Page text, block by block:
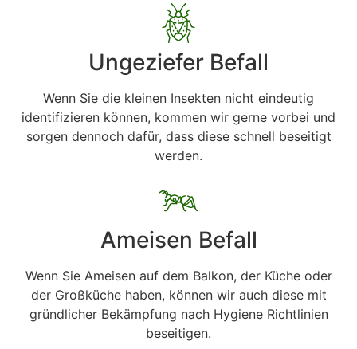
Ungeziefer Befall
Wenn Sie die kleinen Insekten nicht eindeutig
identifizieren können, kommen wir gerne vorbei und
sorgen dennoch dafür, dass diese schnell beseitigt
werden.
Ameisen Befall
Wenn Sie Ameisen auf dem Balkon, der Küche oder
der Großküche haben, können wir auch diese mit
gründlicher Bekämpfung nach Hygiene Richtlinien
beseitigen.